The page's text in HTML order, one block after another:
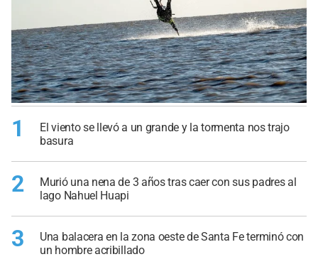
1
El viento se llevó a un grande y la tormenta nos trajo
basura
2
Murió una nena de 3 años tras caer con sus padres al
lago Nahuel Huapi
3
Una balacera en la zona oeste de Santa Fe terminó con
un hombre acribillado